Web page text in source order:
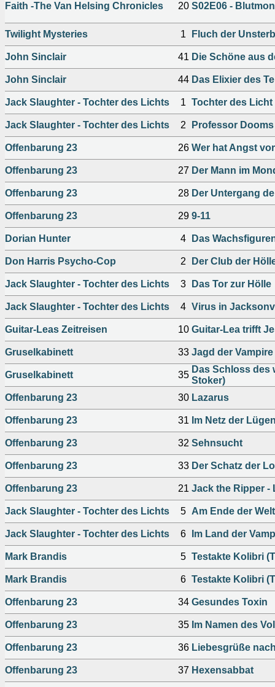
Faith -The Van Helsing Chronicles 20 S02E06 -
Twilight Mysteries 1 Fluch der
John Sinclair 41 Die Schöne aus
John Sinclair 44 Das Elixier des
Jack Slaughter - Tochter des Lichts 1 Tochter des Licht
Jack Slaughter - Tochter des Lichts 2 Professor
Offenbarung 23 26 Wer hat Angst
Offenbarung 23 27 Der Mann im
Offenbarung 23 28 Der Untergang
Offenbarung 23 29 9-11
Dorian Hunter 4 Das
Don Harris Psycho-Cop 2 Der Club der
Jack Slaughter - Tochter des Lichts 3 Das Tor zur Hölle
Jack Slaughter - Tochter des Lichts 4 Virus in
Guitar-Leas Zeitreisen 10 Guitar-Lea trifft
Gruselkabinett 33 Jagd der Vampire
Gruselkabinett 35
Das Schloss des
Stoker)
Offenbarung 23
30 Lazarus
Offenbarung 23 31 Im Netz der
Offenbarung 23 32 Sehnsucht
Offenbarung 23 33 Der Schatz der
Offenbarung 23 21 Jack the Ripper -
Jack Slaughter - Tochter des Lichts 5 Am Ende der Welt
Jack Slaughter - Tochter des Lichts 6 Im Land der
Mark Brandis 5 Testakte Kolibri
Mark Brandis 6 Testakte Kolibri
Offenbarung 23 34 Gesundes Toxin
Offenbarung 23 35 Im Namen des
Offenbarung 23 36 Liebesgrüße
Offenbarung 23 37 Hexensabbat